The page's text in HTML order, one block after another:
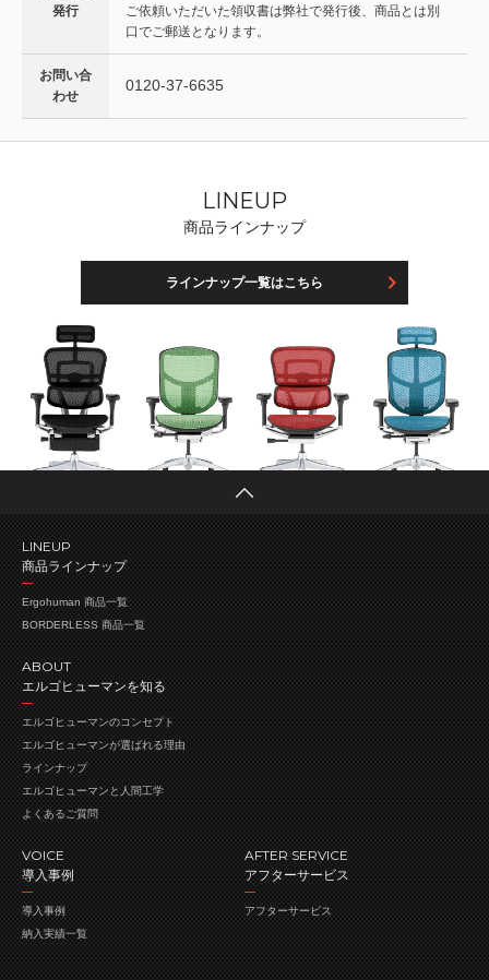
発行
ご依頼いただいた領収書は弊社で発行後、商品とは別
口でご郵送となります。
お問い合
わせ
0120-37-6635
LINEUP
商品ラインナップ
ラインナップ一覧はこちら
LINEUP
商品ラインナップ
Ergohuman 商品一覧
BORDERLESS 商品一覧
ABOUT
エルゴヒューマンを知る
エルゴヒューマンのコンセプト
エルゴヒューマンが選ばれる理由
ラインナップ
エルゴヒューマンと人間工学
よくあるご質問
VOICE
導入事例
導入事例
納入実績一覧
AFTER SERVICE
アフターサービス
アフターサービス